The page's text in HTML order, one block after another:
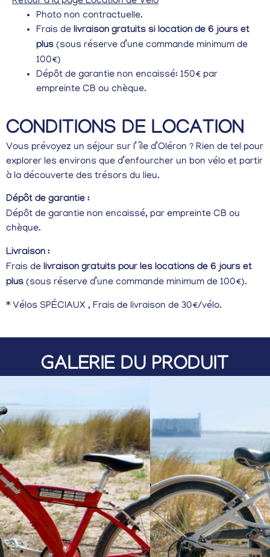
Photo non contractuelle.
Frais de livraison gratuits si location de 6 jours et
plus (sous réserve d’une commande minimum de
100€)
Dépôt de garantie non encaissé: 150€ par
empreinte CB ou chèque.
CONDITIONS DE LOCATION
Vous prévoyez un séjour sur l’ île d’Oléron ? Rien de tel pour
explorer les environs que d’enfourcher un bon vélo et partir
à la découverte des trésors du lieu.
Dépôt de garantie :
Dépôt de garantie non encaissé, par empreinte CB ou
chèque.
Livraison :
Frais de livraison gratuits pour les locations de 6 jours et
plus (sous réserve d’une commande minimum de 100€).
* Vélos SPÉCIAUX , Frais de livraison de 30€/vélo.
GALERIE DU PRODUIT